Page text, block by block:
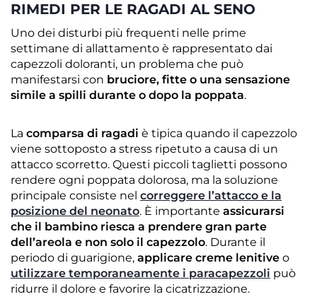
RIMEDI PER LE RAGADI AL SENO
Uno dei disturbi più frequenti nelle prime
settimane di allattamento è rappresentato dai
capezzoli doloranti, un problema che può
manifestarsi con bruciore, fitte o una sensazione
simile a spilli durante o dopo la poppata.
La comparsa di ragadi è tipica quando il capezzolo
viene sottoposto a stress ripetuto a causa di un
attacco scorretto. Questi piccoli taglietti possono
rendere ogni poppata dolorosa, ma la soluzione
principale consiste nel correggere l’attacco e la
posizione del neonato. È importante assicurarsi
che il bambino riesca a prendere gran parte
dell’areola e non solo il capezzolo. Durante il
periodo di guarigione, applicare creme lenitive o
utilizzare temporaneamente i paracapezzoli può
ridurre il dolore e favorire la cicatrizzazione.